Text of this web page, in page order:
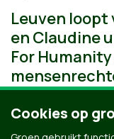
Leuven loopt
en Claudine
For
Cookies op